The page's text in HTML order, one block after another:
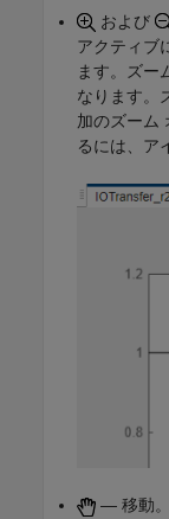
および
アクティブ
ます。ズー
なります。
加のズーム
るには、ア
— 移動。